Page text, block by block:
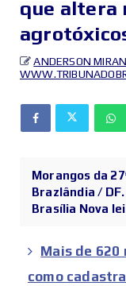
que altera
ANDERSON
Morangos da
Brazlândia /
Brasília Nova
Mais de 620
como